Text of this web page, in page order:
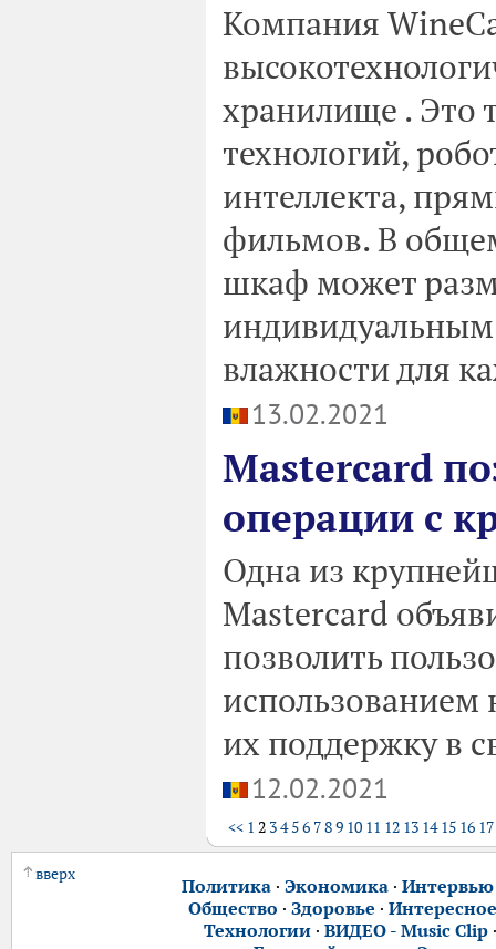
Компания
хранилище . Это
технологий,
интеллекта,
фильмов. В
шкаф может
влажности для
13.02.2021
Mastercard
операции с
Одна из
Mastercard
позволить
использованием
их поддержку в
12.02.2021
<< 1 2 34 56 789 10 11 12 13 14 15 16 17
вверх
Политика· Экономика· Интервью
Общество · Здоровье · Интересное
Технологии· ВИДЕО - Music Clip